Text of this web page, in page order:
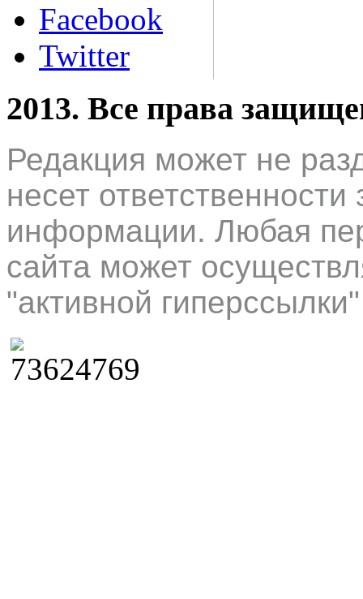
Facebook
Twitter
2013. Все права
Редакция может не
несет
информации. Любая
сайта может
"активной